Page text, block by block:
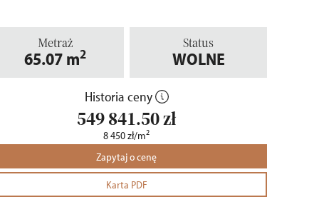
Metraż
65.07 m2
Status
WOLNE
Historia ceny
549 841.50zł
8 450zł/m2
Zapytaj o cenę
Karta PDF